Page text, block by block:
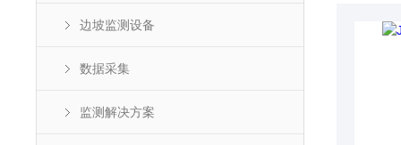
边坡监测设备
数据采集
监测解决方案